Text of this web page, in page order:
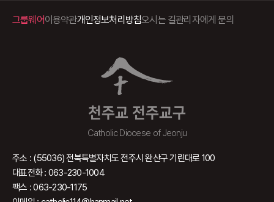
천주교 전주교구
Catholic Diocese of Jeonju
그룹웨어이용약관개인정보처리방침오시는 길관리자에게 문의
주소 : (55036) 전북특별자치도 전주시 완산구 기린대로 100
대표전화 : 063-230-1004
팩스 : 063-230-1175